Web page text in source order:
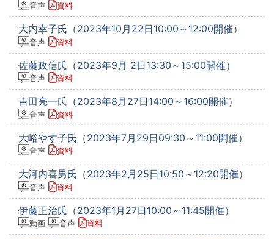
音声 資料
大内幸子氏（2023年10月22日10:00～12:00開催）
音声 資料
佐藤政信氏（2023年9月 2日13:30～15:00開催）
音声 資料
吉田亮一氏（2023年8月27日14:00～16:00開催）
音声 資料
大峪やす子氏（2023年7月29日09:30～11:00開催）
音声 資料
大河内喜男氏（2023年2月25日10:50～12:20開催）
音声 資料
伊藤正治氏（2023年1月27日10:00～11:45開催）
動画 音声 資料